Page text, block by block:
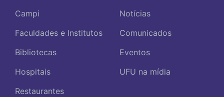
Campi
Faculdades e Institutos
Bibliotecas
Hospitais
Restaurantes
Notícias
Comunicados
Eventos
UFU na mídia